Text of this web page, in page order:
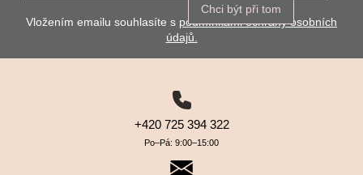
Chci být při tom
Vložením emailu souhlasíte s podmínkami ochrany osobních
údajů.
+420 725 394 322
Po–⁠⁠⁠⁠⁠⁠Pá: 9:00–⁠⁠⁠⁠⁠⁠15:00